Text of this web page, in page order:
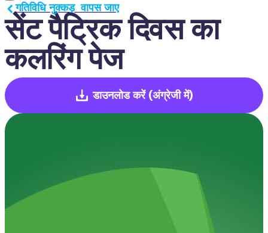
सेंट पैट्रिक दिवस का
कलरिंग पेज
गतिविधि नुक्कड़  वापस जाए
डाउनलोड करें (अंग्रेजी में)